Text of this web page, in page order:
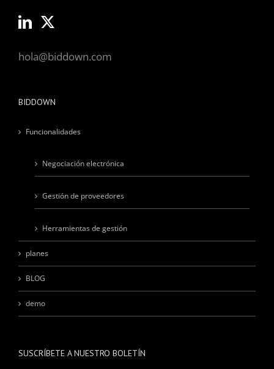
hola@biddown.com
BIDDOWN
Funcionalidades
Negociación electrónica
Gestión de proveedores
Herramientas de gestión
planes
BLOG
demo
SUSCRÍBETE A NUESTRO BOLETÍN